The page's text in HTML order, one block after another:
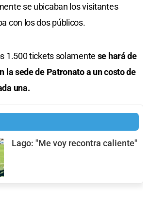
se ubicaban los visitantes
con los dos públicos.
1.500 tickets solamente se hará de
la sede de Patronato a un costo de
una.
Lago: "Me voy recontra caliente"